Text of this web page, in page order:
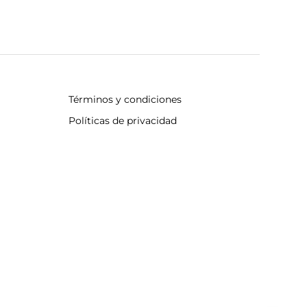
Términos y condiciones
Políticas de privacidad